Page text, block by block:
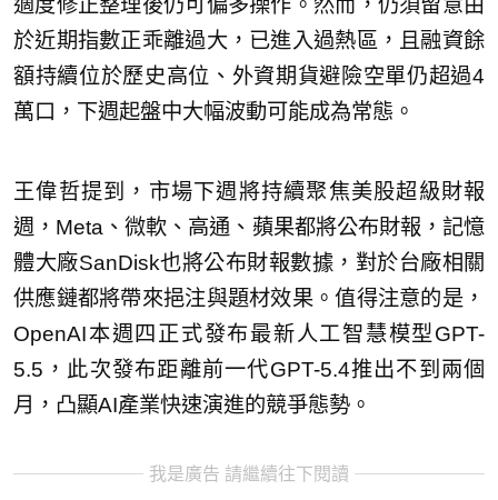
適度修正整理後仍可偏多操作。然而，仍須留意由
於近期指數正乖離過大，已進入過熱區，且融資餘
額持續位於歷史高位、外資期貨避險空單仍超過4
萬口，下週起盤中大幅波動可能成為常態。
王偉哲提到，市場下週將持續聚焦美股超級財報
週，Meta、微軟、高通、蘋果都將公布財報，記憶
體大廠SanDisk也將公布財報數據，對於台廠相關
供應鏈都將帶來挹注與題材效果。值得注意的是，
OpenAI本週四正式發布最新人工智慧模型GPT-
5.5，此次發布距離前一代GPT-5.4推出不到兩個
月，凸顯AI產業快速演進的競爭態勢。
我是廣告 請繼續往下閱讀